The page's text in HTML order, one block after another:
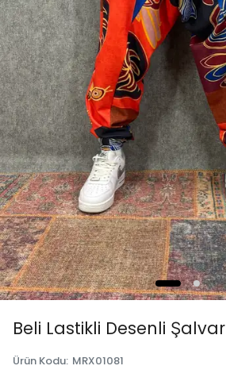
Beli Lastikli Desenli Şalvar
Ürün Kodu: MRX01081